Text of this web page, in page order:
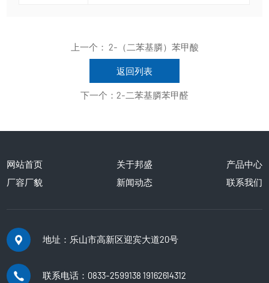
上一个： 2-（二苯基膦）苯甲酸
返回列表
下一个： 2-二苯基膦苯甲醛
网站首页 关于邦盛
产品中心
厂容厂貌
新闻动态 联系我们
地址：乐山市高新区迎宾大道20号
联系电话：0833-2599138 19162614312